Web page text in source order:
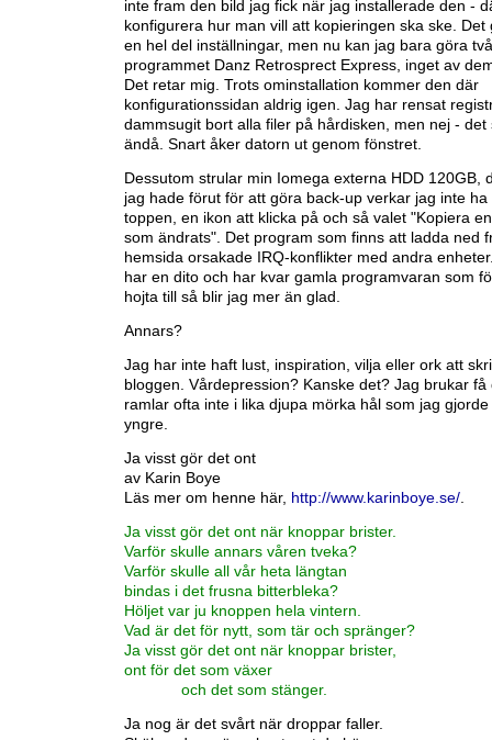
inte fram den bild jag fick när jag installerade den -
konfigurera hur man vill att kopieringen ska ske. Det
en hel del inställningar, men nu kan jag bara göra
programmet Danz Retrosprect Express, inget av
Det retar mig. Trots ominstallation kommer den där
konfigurationssidan aldrig igen. Jag har rensat
dammsugit bort alla filer på hårdisken, men nej - det
ändå. Snart åker datorn ut genom fönstret.
Dessutom strular min Iomega externa HDD 120GB,
jag hade förut för att göra back-up verkar jag inte ha
toppen, en ikon att klicka på och så valet "Kopiera
som ändrats". Det program som finns att ladda ned
hemsida orsakade IRQ-konflikter med andra
har en dito och har kvar gamla programvaran som
hojta till så blir jag mer än glad.
Annars?
Jag har inte haft lust, inspiration, vilja eller ork att
bloggen. Vårdepression? Kanske det? Jag brukar få
ramlar ofta inte i lika djupa mörka hål som jag
yngre.
Ja visst gör det ont
av Karin Boye
Läs mer om henne här, http://www.karinboye.se/.
Ja visst gör det ont när knoppar brister.
Varför skulle annars våren tveka?
Varför skulle all vår heta längtan
bindas i det frusna bitterbleka?
Höljet var ju knoppen hela vintern.
Vad är det för nytt, som tär och spränger?
Ja visst gör det ont när knoppar brister,
ont för det som växer
och det som stänger.
Ja nog är det svårt när droppar faller.